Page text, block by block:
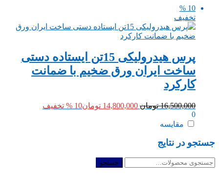
10 %
تخفیف
پرس هیدرولیکی 15تن ایستاده دستی
ساخت ایران ورق ضخیم با ضمانت
کارکرد
16,500,000 تومان قیمت
14,800,000 تومان10 % تخفیف
0
مقایسه
جستجو در نتایج
جستجو
جستجو